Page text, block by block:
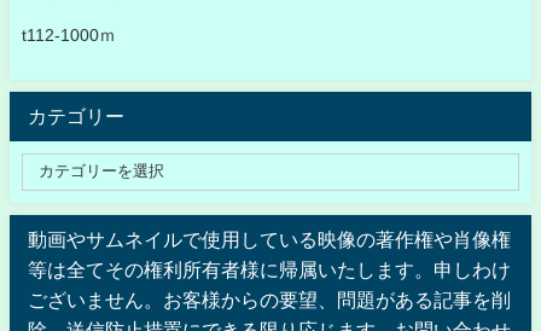
t112-1000ｍ
カテゴリー
動画やサムネイルで使用している映像の著作権や肖像権
等は全てその権利所有者様に帰属いたします。申しわけ
ございません。お客様からの要望、問題がある記事を削